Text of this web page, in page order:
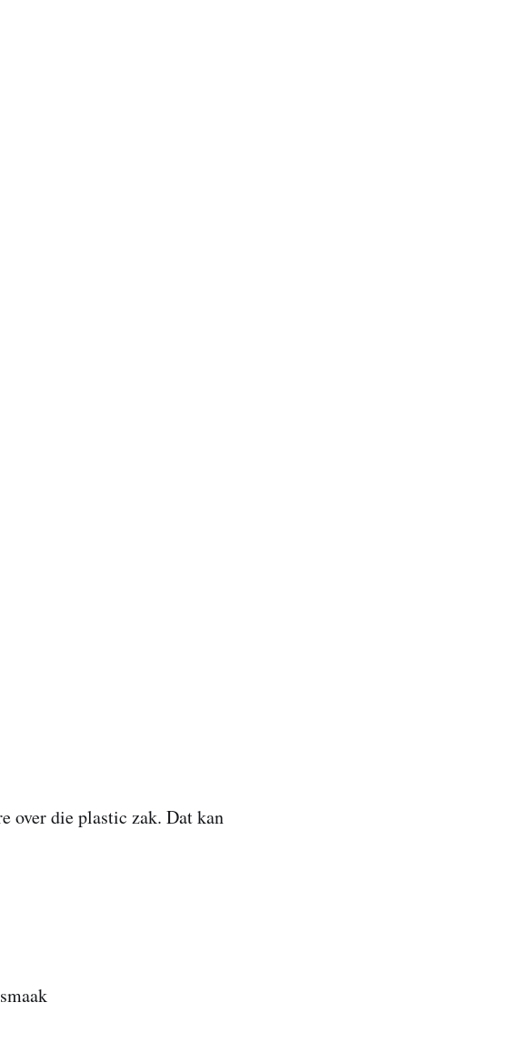
over die plastic zak. Dat kan